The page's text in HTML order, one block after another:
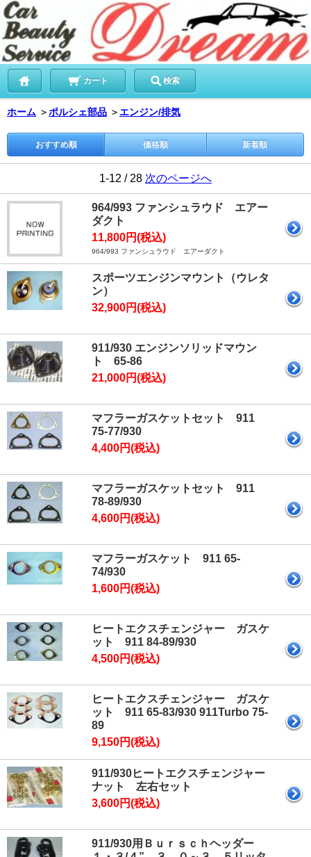
カート 検索
ホーム ＞ポルシェ部品 ＞ エンジン/排気
おすすめ順 価格順 新着順
1-12 / 28 次のページへ
964/993 ファンシュラウド エアー
ダクト
11,800円(税込)
964/993 ファンシュラウド エアーダクト
スポーツエンジンマウント（ウレタ
ン）
32,900円(税込)
911/930 エンジンソリッドマウン
ト 65-86
21,000円(税込)
マフラーガスケットセット 911
75-77/930
4,400円(税込)
マフラーガスケットセット 911
78-89/930
4,600円(税込)
マフラーガスケット 911 65-
74/930
1,600円(税込)
ヒートエクスチェンジャー ガスケ
ット 911 84-89/930
4,500円(税込)
ヒートエクスチェンジャー ガスケ
ット 911 65-83/930 911Turbo 75-
89
9,150円(税込)
911/930ヒートエクスチェンジャー
ナット 左右セット
3,600円(税込)
911/930用Ｂｕｒｓｃｈヘッダー